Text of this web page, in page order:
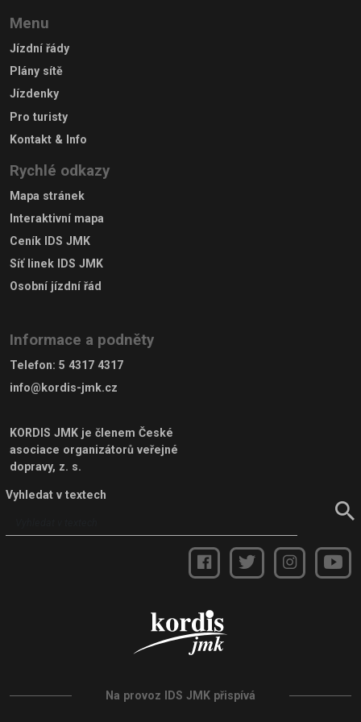
Menu
Jízdní řády
Plány sítě
Jízdenky
Pro turisty
Kontakt & Info
Rychlé odkazy
Mapa stránek
Interaktivní mapa
Ceník IDS JMK
Síť linek IDS JMK
Osobní jízdní řád
Informace a podněty
Telefon: 5 4317 4317
info@kordis-jmk.cz
KORDIS JMK je členem České
asociace organizátorů veřejné
dopravy, z. s.
Vyhledat v textech
Na provoz IDS JMK přispívá